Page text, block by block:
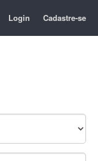
Login Cadastre-se